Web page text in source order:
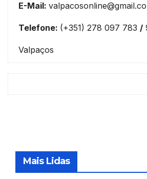
E-Mail:
Telefone: (+351) 278 097 783 /
Valpaços
Mais Lidas